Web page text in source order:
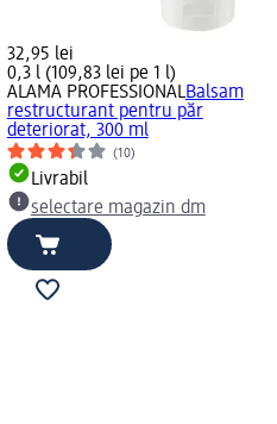
32,95 lei
0,3 l (109,83 lei pe 1 l)
ALAMA PROFESSIONALBalsam
restructurant pentru păr
deteriorat, 300 ml
(10)
Livrabil
selectare magazin dm